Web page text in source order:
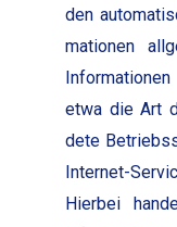
den
ma­tio­nen
etwa die Art
dete
Inter­net-
Hier­bei